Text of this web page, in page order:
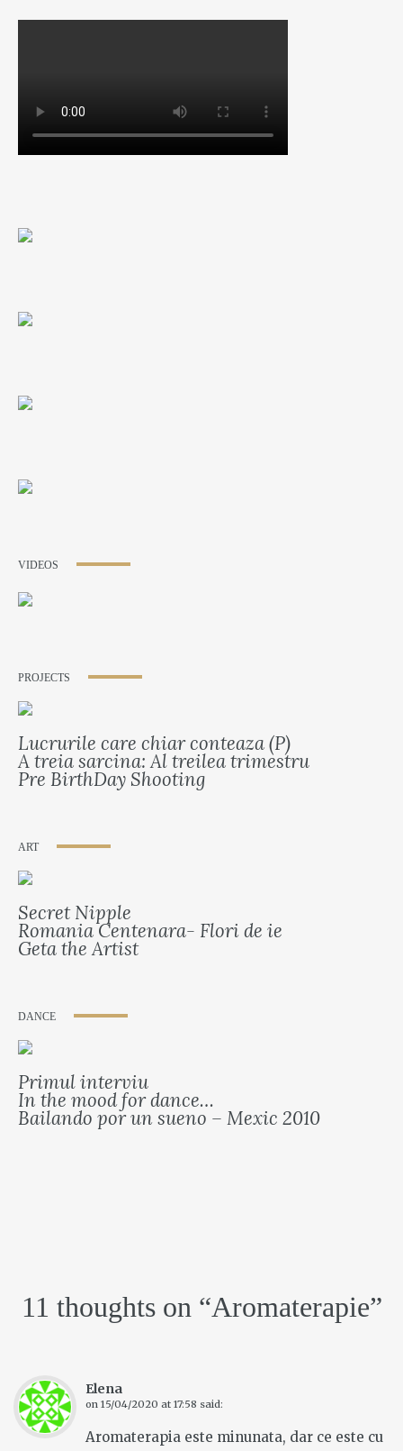
VIDEOS
PROJECTS
Lucrurile care chiar conteaza (P)
A treia sarcina: Al treilea trimestru
Pre BirthDay Shooting
ART
Secret Nipple
Romania Centenara- Flori de ie
Geta the Artist
DANCE
Primul interviu
In the mood for dance…
Bailando por un sueno – Mexic 2010
11 thoughts on “Aromaterapie”
Elena
on 15/04/2020 at 17:58 said:
Aromaterapia este minunata, dar ce este cu